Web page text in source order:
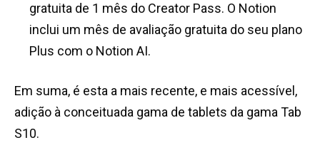
gratuita de 1 mês do Creator Pass. O Notion
inclui um mês de avaliação gratuita do seu plano
Plus com o Notion AI.
Em suma, é esta a mais recente, e mais acessível,
adição à conceituada gama de tablets da gama Tab
S10.